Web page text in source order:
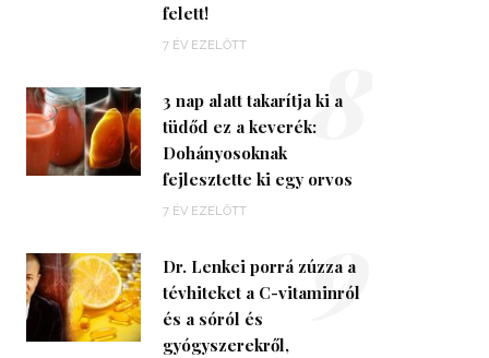
felett!
7 ÉV EZELŐTT
3 nap alatt takarítja ki a
tüdőd ez a keverék:
Dohányosoknak
fejlesztette ki egy orvos
7 ÉV EZELŐTT
8
Dr. Lenkei porrá zúzza a
tévhiteket a C-vitaminról
és a sóról és
gyógyszerekről,
9